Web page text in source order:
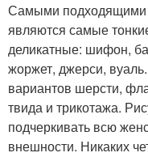
Самыми подходящими
являются самые
деликатные: шифон,
жоржет, джерси,
вариантов шерсти,
твида и трикотажа.
подчеркивать всю
внешности. Никаких